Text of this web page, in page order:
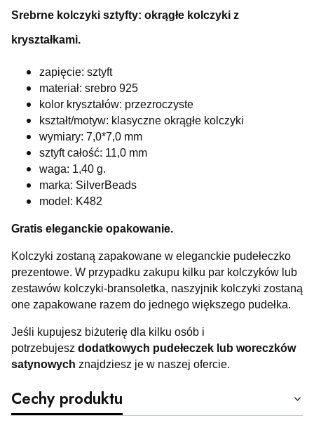
Srebrne kolczyki sztyfty: okrągłe kolczyki z
kryształkami.
zapięcie: sztyft
materiał: srebro 925
kolor kryształów: przezroczyste
kształt/motyw: klasyczne okrągłe kolczyki
wymiary: 7,0*7,0 mm
sztyft całość: 11,0 mm
waga: 1,40 g.
marka: SilverBeads
model: K482
Gratis eleganckie opakowanie.
Kolczyki zostaną zapakowane w eleganckie pudełeczko
prezentowe. W przypadku zakupu kilku par kolczyków lub
zestawów kolczyki-bransoletka, naszyjnik kolczyki zostaną
one zapakowane razem do jednego większego pudełka.
Jeśli kupujesz biżuterię dla kilku osób i
potrzebujesz dodatkowych pudełeczek lub woreczków
satynowych znajdziesz je w naszej ofercie.
Cechy produktu